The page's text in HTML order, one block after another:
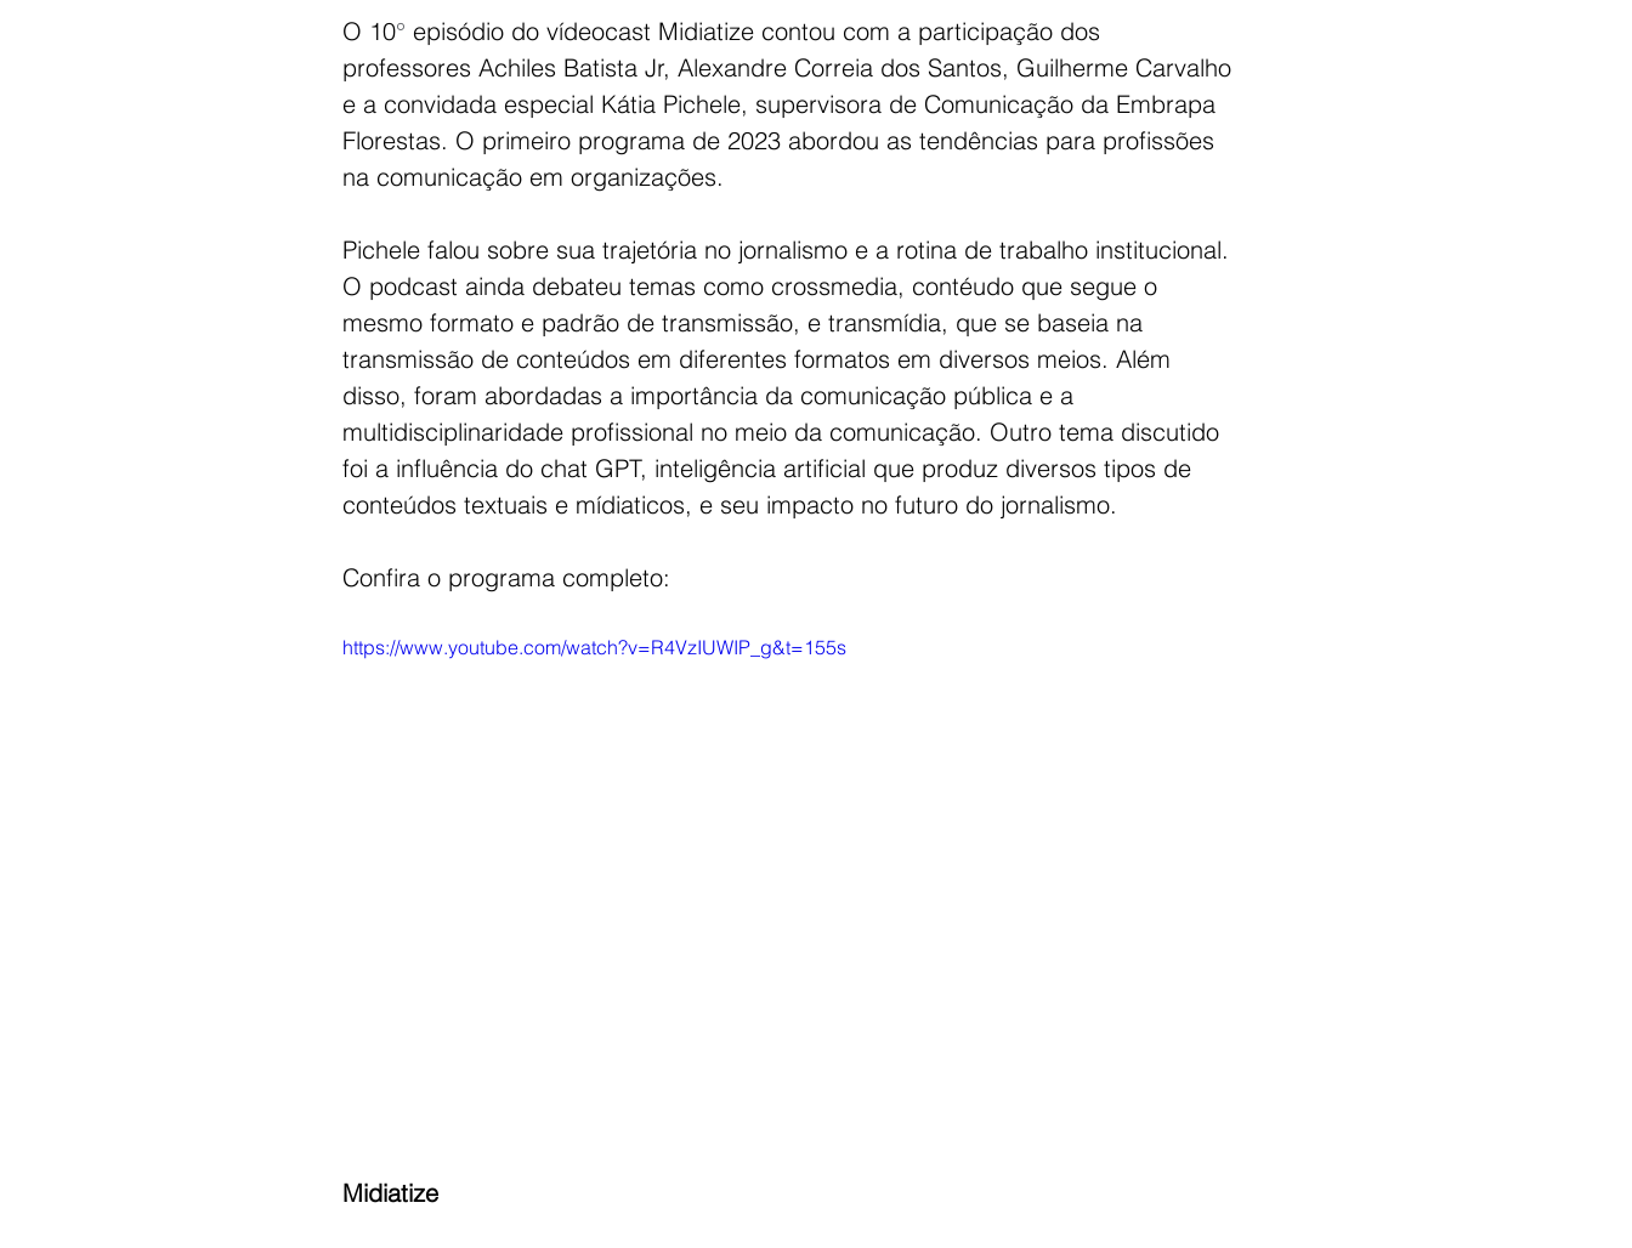
O 10° episódio do vídeocast Midiatize contou com a participação dos
professores Achiles Batista Jr, Alexandre Correia dos Santos, Guilherme Carvalho
e a convidada especial Kátia Pichele, supervisora de Comunicação da Embrapa
Florestas. O primeiro programa de 2023 abordou as tendências para profissões
na comunicação em organizações.
Pichele falou sobre sua trajetória no jornalismo e a rotina de trabalho institucional.
O podcast ainda debateu temas como crossmedia, contéudo que segue o
mesmo formato e padrão de transmissão, e transmídia, que se baseia na
transmissão de conteúdos em diferentes formatos em diversos meios. Além
disso, foram abordadas a importância da comunicação pública e a
multidisciplinaridade profissional no meio da comunicação. Outro tema discutido
foi a influência do chat GPT, inteligência artificial que produz diversos tipos de
conteúdos textuais e mídiaticos, e seu impacto no futuro do jornalismo.
Confira o programa completo:
https://www.youtube.com/watch?v=R4VzIUWIP_g&t=155s
Midiatize